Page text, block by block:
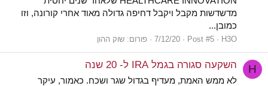
מדשדשות מקבל ויקבל דחיפה גדולה מאוד אחרי קורונה, וזו
כמובן...
H3O
Post #5
7/12/20 פורום: שוק ההון
H השקעה סגורה בגמל IRA ל- 20 שנה
לא ממש האמת, מעדיף בגדול שגר ושכח. כאמור, עיקר